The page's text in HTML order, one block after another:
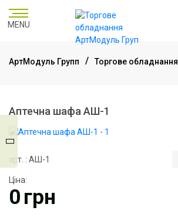
MENU
обладнання
проектування
АртМодуль Групп Торгове обладнання
Аптечна шафа АШ-1
арт. : АШ-1
Ціна:
0грн